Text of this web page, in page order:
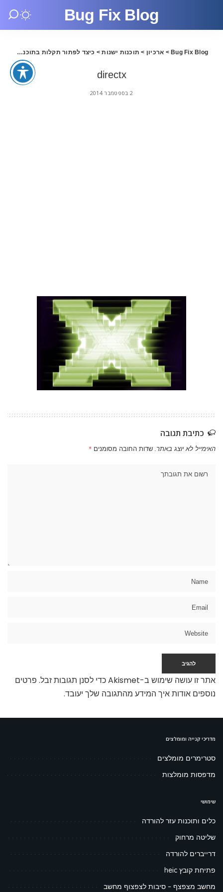
Bug Fix Blog
Bug Fix Blog
> ארכיון > תוכנות ישנות> כיצד לפתור תקלות בתוכנת DirectX
directx
2 בספטמבר 2014
כתיבת תגובה
האימייל לא יוצג באתר. שדות החובה מסומנים *
אתר זו עושה שימוש ב-Akismet כדי לסנן תגובות זבל.
פרטים
נוספים אודות איך המידע מהתגובה שלך יעובד.
מדריכי קנייה ומומלצים
סטרימרים מומלצים
מדפסות מומלצות
שימושי
כלים ותוכנות עזר להורדה
שליטה מרחוק
דרייברים להורדה
פתיחת קובץ heic
מחשב מצפצף – סיבות לצפצוף מחשב